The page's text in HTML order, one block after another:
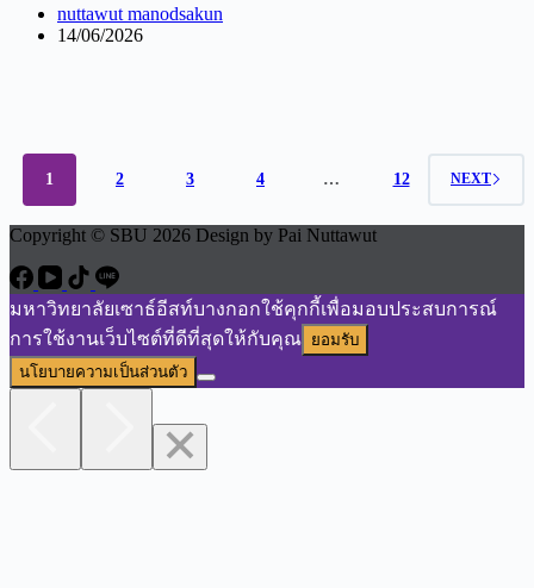
nuttawut manodsakun
14/06/2026
1 2 3 4 … 12 NEXT
Copyright © SBU 2026 Design by Pai Nuttawut
มหาวิทยาลัยเซาธ์อีสท์บางกอกใช้คุกกี้เพื่อมอบประสบการณ์
การใช้งานเว็บไซต์ที่ดีที่สุดให้กับคุณ ยอมรับ
นโยบายความเป็นส่วนตัว